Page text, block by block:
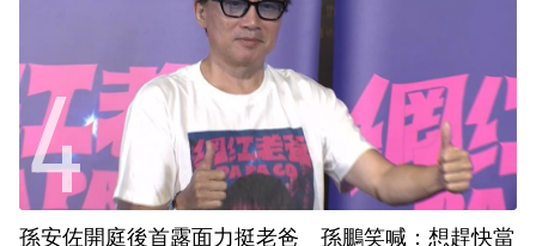
孫安佐開庭後首露面力挺老爸 孫鵬笑喊：想趕快當